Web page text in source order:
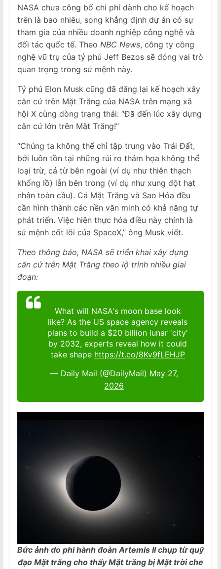
NASA chưa công bố chi phí dành cho kế hoạch
trên là bao nhiêu, song khẳng định dự án có sự
tham gia của nhiều doanh nghiệp công nghệ và
đối tác quốc tế. Theo NBC News, công ty công
nghệ vũ trụ của tỷ phú Jeff Bezos sẽ đóng vai trò
quan trọng trong sứ mệnh này.
Tỷ phú Elon Musk cũng đã đăng lại kế hoạch xây
căn cứ trên Mặt Trăng của NASA trên mạng xã
hội X cùng dòng trạng thái: “Đã đến lúc xây dựng
căn cứ lớn trên Mặt Trăng!”
“Chúng ta không thể chỉ tập trung vào Trái Đất,
bởi luôn tồn tại những rủi ro thảm họa không thể
loại trừ, cả từ bên ngoài (ví dụ như thiên thạch
khổng lồ) lẫn bên trong (ví dụ như xung đột hạt
nhân toàn cầu). Cả Mặt Trăng và Sao Hỏa đều
cần hình thành các nền văn minh có khả năng tự
phát triển. Việc hiện thực hóa điều này chính là
sứ mệnh cốt lõi của SpaceX,” ông Musk viết.
Theo thông báo, NASA sẽ triển khai xây dựng
căn cứ trên Mặt Trăng theo lộ trình nhiều giai
đoạn:
What will NASA's moon base look
like? As the US space agency reveals
plans to build a $20 billion lunar 'city'
by 2032, experts reveal how it could
take shape https://t.co/8Kv9fLEHJP
— Daily Mail (@DailyMail) May 27,
2026
Bức ảnh do phi hành đoàn Artemis II chụp từ quỹ
đạo Mặt trăng cho thấy Mặt trăng bị Mặt trời che